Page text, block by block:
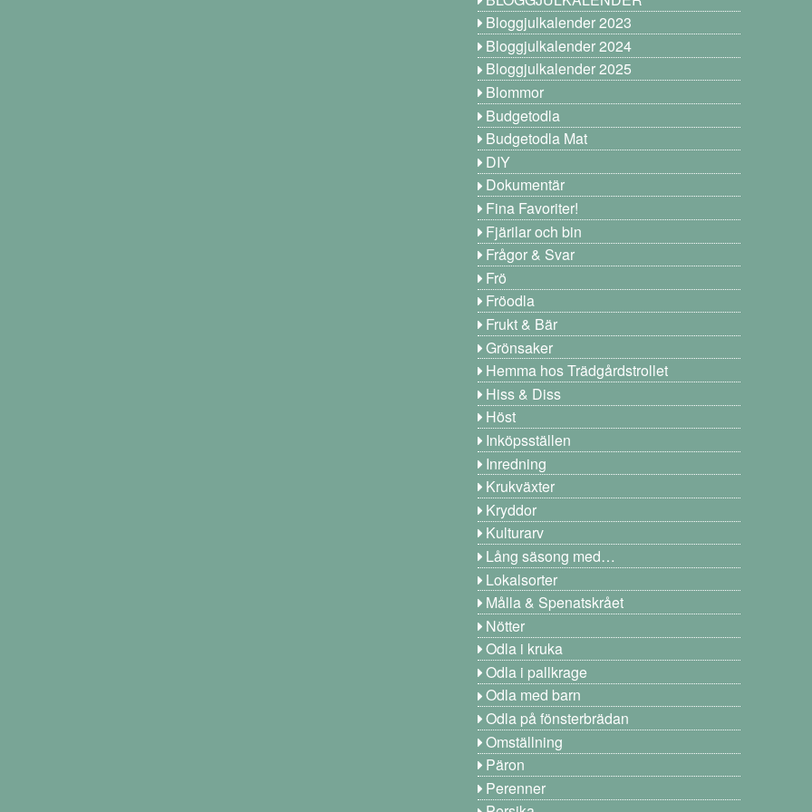
Bloggjulkalender 2023
Bloggjulkalender 2024
Bloggjulkalender 2025
Blommor
Budgetodla
Budgetodla Mat
DIY
Dokumentär
Fina Favoriter!
Fjärilar och bin
Frågor & Svar
Frö
Fröodla
Frukt & Bär
Grönsaker
Hemma hos Trädgårdstrollet
Hiss & Diss
Höst
Inköpsställen
Inredning
Krukväxter
Kryddor
Kulturarv
Lång säsong med…
Lokalsorter
Målla & Spenatskrået
Nötter
Odla i kruka
Odla i pallkrage
Odla med barn
Odla på fönsterbrädan
Omställning
Päron
Perenner